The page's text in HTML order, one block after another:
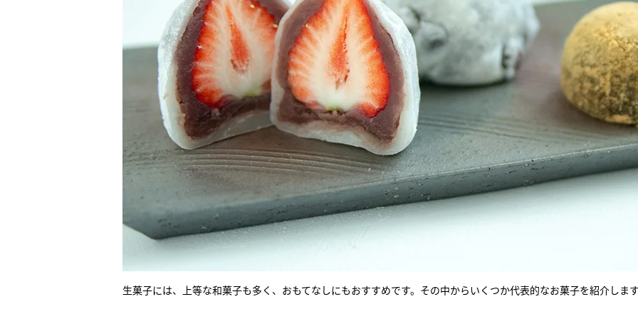
生菓子には、上等な和菓子も多く、おもてなしにもおすすめです。その中からいくつか代表的なお菓子を紹介しま